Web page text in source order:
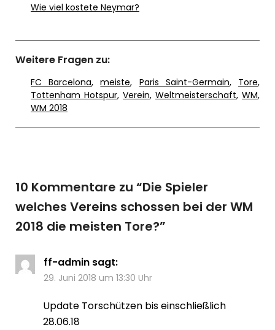
Wie viel kostete Neymar?
Weitere Fragen zu:
FC Barcelona,meiste, Paris Saint-Germain, Tore,
Tottenham Hotspur, Verein, Weltmeisterschaft, WM,
WM 2018
10 Kommentare zu “Die Spieler
welches Vereins schossen bei der WM
2018 die meisten Tore?”
ff-admin sagt:
29. Juni 2018 um 13:30 Uhr
Update Torschützen bis einschließlich
28.06.18